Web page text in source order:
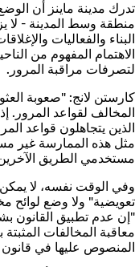
تدرك مدينة ماينز أن
منطقة وسط المدينة - لا
البناء والفعاليات
الاهتمام المفهوم من
لتصرفات مراقبة المرور.
كارستن لانج: "صعوبة
المخالف لقواعد المرور.
الذين يتجاهلون قواعد
مثل هذه الممارسة غير
مستخدمي الطريق
وفي الوقت نفسه، لا
تعويضية" ولا وضع لوائح
"إن عدم تطبيق القانون
معاقبة المخالفات
المنصوص عليها في